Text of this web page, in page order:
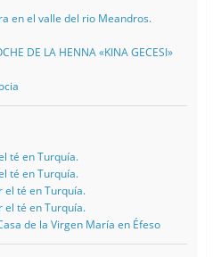
en el valle del rio Meandros.
DE LA HENNA «KINA GECESI»
té en Turquía.
té en Turquía.
té en Turquía.
té en Turquía.
de la Virgen María en Éfeso